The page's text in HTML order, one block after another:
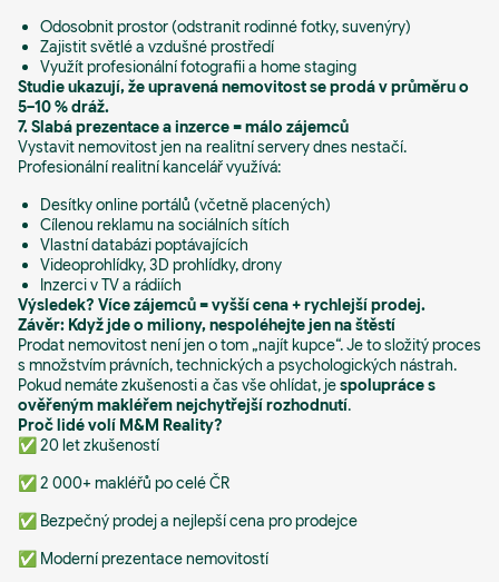
Odosobnit prostor (odstranit rodinné fotky, suvenýry)
Zajistit světlé a vzdušné prostředí
Využít profesionální fotografii a home staging
Studie ukazují, že upravená nemovitost se prodá v průměru o
5–10 % dráž.
7. Slabá prezentace a inzerce = málo zájemců
Vystavit nemovitost jen na realitní servery dnes nestačí.
Profesionální realitní kancelář využívá:
Desítky online portálů (včetně placených)
Cílenou reklamu na sociálních sítích
Vlastní databázi poptávajících
Videoprohlídky, 3D prohlídky, drony
Inzerci v TV a rádiích
Výsledek? Více zájemců = vyšší cena + rychlejší prodej.
Závěr: Když jde o miliony, nespoléhejte jen na štěstí
Prodat nemovitost není jen o tom „najít kupce“. Je to složitý proces
s množstvím právních, technických a psychologických nástrah.
Pokud nemáte zkušenosti a čas vše ohlídat, jespolupráce s
ověřeným makléřem nejchytřejší rozhodnutí.
Proč lidé volí M&M Reality?
✅ 20 let zkušeností
✅ 2 000+ makléřů po celé ČR
✅ Bezpečný prodej a nejlepší cena pro prodejce
✅ Moderní prezentace nemovitostí